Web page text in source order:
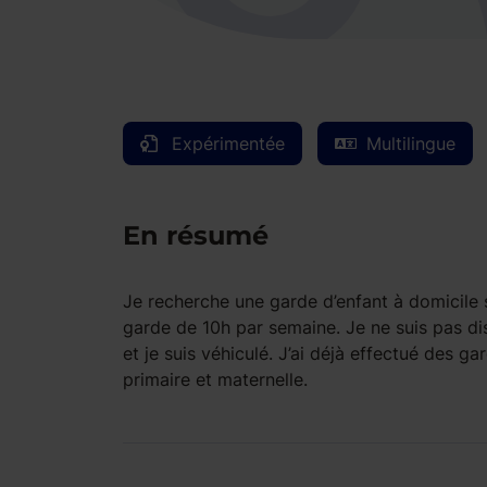
Expérimentée Multilingue
En résumé
Je recherche une garde d’enfant à
garde de 10h par semaine. Je ne suis pas
et je suis véhiculé. J’ai déjà effectué des
primaire et maternelle.